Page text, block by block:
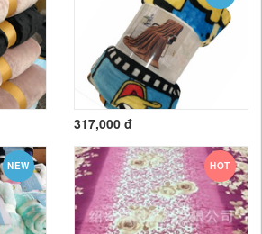
317,000 đ
NEW HOT